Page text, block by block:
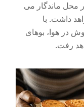
محل ماندگار می
داشت. با
در هوا، بوهای
رفت.